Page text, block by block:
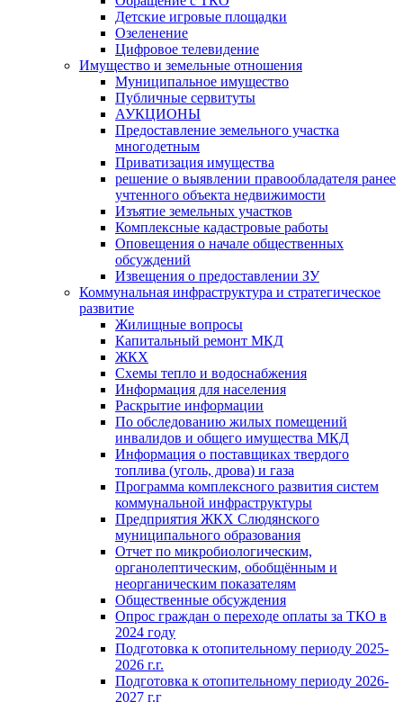
Детские игровые площадки
Озеленение
Цифровое телевидение
Имущество и земельные отношения
Муниципальное имущество
Публичные сервитуты
АУКЦИОНЫ
Предоставление земельного участка
многодетным
Приватизация имущества
решение о выявлении правообладателя ранее
учтенного объекта недвижимости
Изъятие земельных участков
Комплексные кадастровые работы
Оповещения о начале общественных
обсуждений
Извещения о предоставлении ЗУ
Коммунальная инфраструктура и стратегическое
развитие
Жилищные вопросы
Капитальный ремонт МКД
ЖКХ
Схемы тепло и водоснабжения
Информация для населения
Раскрытие информации
По обследованию жилых помещений
инвалидов и общего имущества МКД
Информация о поставщиках твердого
топлива (уголь, дрова) и газа
Программа комплексного развития систем
коммунальной инфраструктуры
Предприятия ЖКХ Слюдянского
муниципального образования
Отчет по микробиологическим,
органолептическим, обобщённым и
неорганическим показателям
Общественные обсуждения
Опрос граждан о переходе оплаты за ТКО в
2024 году
Подготовка к отопительному периоду 2025-
2026 г.г.
Подготовка к отопительному периоду 2026-
2027 г.г